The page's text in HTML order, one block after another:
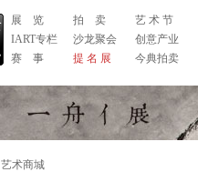
展 览
IART专栏
赛 事
拍 卖
沙龙聚会
提 名 展
艺 术 节
创意产业
今典拍卖
艺术商城